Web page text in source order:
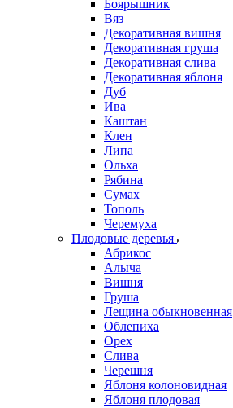
Боярышник
Вяз
Декоративная вишня
Декоративная груша
Декоративная слива
Декоративная яблоня
Дуб
Ива
Каштан
Клен
Липа
Ольха
Рябина
Сумах
Тополь
Черемуха
Плодовые деревья
Абрикос
Алыча
Вишня
Груша
Лещина обыкновенная
Облепиха
Орех
Слива
Черешня
Яблоня колоновидная
Яблоня плодовая